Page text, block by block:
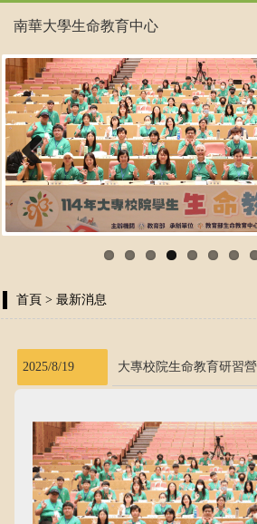
南華大學生命教育中心
Previous
首頁 > 最新消息
2025/8/19 大專校院生命教育研習